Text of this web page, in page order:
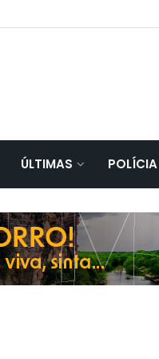
ÚLTIMAS POLÍCIA